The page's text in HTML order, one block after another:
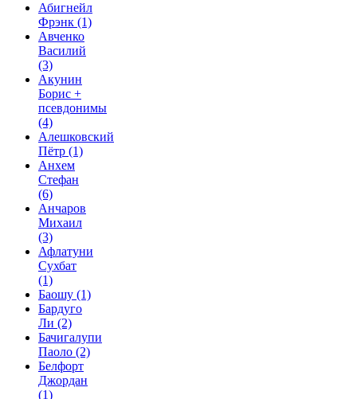
Абигнейл
Фрэнк (1)
Авченко
Василий
(3)
Акунин
Борис +
псевдонимы
(4)
Алешковский
Пётр (1)
Анхем
Стефан
(6)
Анчаров
Михаил
(3)
Афлатуни
Сухбат
(1)
Баошу (1)
Бардуго
Ли (2)
Бачигалупи
Паоло (2)
Белфорт
Джордан
(1)